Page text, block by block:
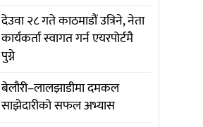
देउवा २८ गते काठमाडौं उत्रिने, नेता
कार्यकर्ता स्वागत गर्न एयरपोर्टमै
पुग्ने
बेलौरी–लालझाडीमा दमकल
साझेदारीको सफल अभ्यास